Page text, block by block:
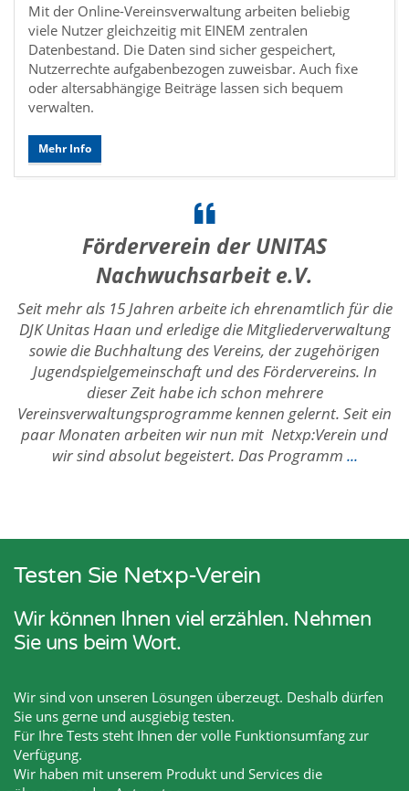
Mit der Online-Vereinsverwaltung arbeiten beliebig
viele Nutzer gleichzeitig mit EINEM zentralen
Datenbestand. Die Daten sind sicher gespeichert,
Nutzerrechte aufgabenbezogen zuweisbar. Auch fixe
oder altersabhängige Beiträge lassen sich bequem
verwalten.
Mehr Info
Förderverein der UNITAS
Nachwuchsarbeit e.V.
Seit mehr als 15 Jahren arbeite ich ehrenamtlich für die
DJK Unitas Haan und erledige die Mitgliederverwaltung
sowie die Buchhaltung des Vereins, der zugehörigen
Jugendspielgemeinschaft und des Fördervereins. In
dieser Zeit habe ich schon mehrere
Vereinsverwaltungsprogramme kennen gelernt. Seit ein
paar Monaten arbeiten wir nun mit Netxp:Verein und
wir sind absolut begeistert. Das Programm ...
Testen Sie Netxp-Verein
Wir können Ihnen viel erzählen. Nehmen
Sie uns beim Wort.
Wir sind von unseren Lösungen überzeugt. Deshalb dürfen
Sie uns gerne und ausgiebig testen.
Für Ihre Tests steht Ihnen der volle Funktionsumfang zur
Verfügung.
Wir haben mit unserem Produkt und Services die